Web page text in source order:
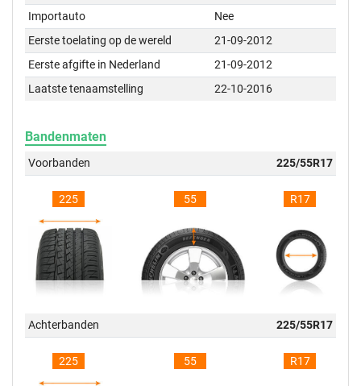
Importauto
Nee
Eerste toelating op de wereld
21-09-2012
Eerste afgifte in Nederland
21-09-2012
Laatste tenaamstelling
22-10-2016
Bandenmaten
Voorbanden 225/55R17
225 55 R17
Achterbanden 225/55R17
225 55 R17